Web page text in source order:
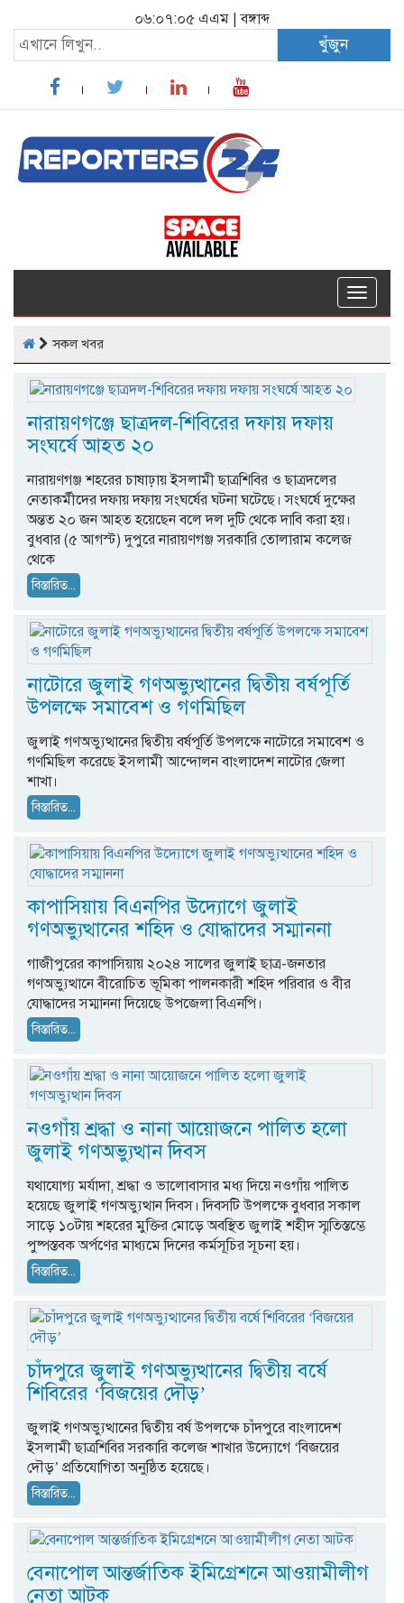
০৬:০৭:০৫ এএম|বঙ্গাব্দ
খুঁজুন
Toggle
সকল খবর
নারায়ণগ‌ঞ্জে ছাত্রদল-শি‌বি‌রের দফায় দফায়
সংঘর্ষে আহত ২০
নারায়ণগঞ্জ শহরের চাষাঢ়ায় ইসলামী ছাত্রশিবির ও ছাত্রদলের
নেতাকর্মীদের দফায় দফায় সংঘর্ষের ঘটনা ঘটেছে। সংঘ‌র্ষে দুক্ষের
অন্তত ২০ জন আহত হয়ে‌ছেন ব‌লে দল দু‌টি থে‌কে দা‌বি করা হয়।
বুধবার (৫ আগস্ট) দুপু‌রে নারায়ণগঞ্জ সরকা‌রি তোলারাম ক‌লে‌জ
থে‌কে
বিস্তারিত...
নাটোরে জুলাই গণঅভ্যুত্থানের দ্বিতীয় বর্ষপূর্তি
উপলক্ষে সমাবেশ ও গণমিছিল
জুলাই গণঅভ্যুত্থানের দ্বিতীয় বর্ষপূর্তি উপলক্ষে নাটোরে সমাবেশ ও
গণমিছিল করেছে ইসলামী আন্দোলন বাংলাদেশ নাটোর জেলা
শাখা।
বিস্তারিত...
কাপাসিয়ায় বিএনপির উদ্যোগে জুলাই
গণঅভ্যুত্থানের শহিদ ও যোদ্ধাদের সম্মাননা
গাজীপুরের কাপাসিয়ায় ২০২৪ সালের জুলাই ছাত্র-জনতার
গণঅভ্যুত্থানে বীরোচিত ভূমিকা পালনকারী শহিদ পরিবার ও বীর
যোদ্ধাদের সম্মাননা দিয়েছে উপজেলা বিএনপি।
বিস্তারিত...
নওগাঁয় শ্রদ্ধা ও নানা আয়োজনে পালিত হলো
জুলাই গণঅভ্যুত্থান দিবস
যথাযোগ্য মর্যাদা, শ্রদ্ধা ও ভালোবাসার মধ্য দিয়ে নওগাঁয় পালিত
হয়েছে জুলাই গণঅভ্যুত্থান দিবস। দিবসটি উপলক্ষে বুধবার সকাল
সাড়ে ১০টায় শহরের মুক্তির মোড়ে অবস্থিত জুলাই শহীদ স্মৃতিস্তম্ভে
পুষ্পস্তবক অর্পণের মাধ্যমে দিনের কর্মসূচির সূচনা হয়।
বিস্তারিত...
চাঁদপুরে জুলাই গণঅভ্যুত্থানের দ্বিতীয় বর্ষে
শিবিরের ‘বিজয়ের দৌড়’
জুলাই গণঅভ্যুত্থানের দ্বিতীয় বর্ষ উপলক্ষে চাঁদপুরে বাংলাদেশ
ইসলামী ছাত্রশিবির সরকারি কলেজ শাখার উদ্যোগে ‘বিজয়ের
দৌড়’ প্রতিযোগিতা অনুষ্ঠিত হয়েছে।
বিস্তারিত...
বেনাপোল আন্তর্জাতিক ইমিগ্রেশনে আওয়ামীলীগ
নেতা আটক